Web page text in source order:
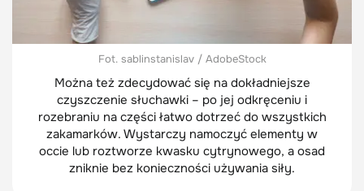
Fot. sablinstanislav / AdobeStock
Można też zdecydować się na dokładniejsze
czyszczenie słuchawki – po jej odkręceniu i
rozebraniu na części łatwo dotrzeć do wszystkich
zakamarków. Wystarczy namoczyć elementy w
occie lub roztworze kwasku cytrynowego, a osad
zniknie bez konieczności używania siły.